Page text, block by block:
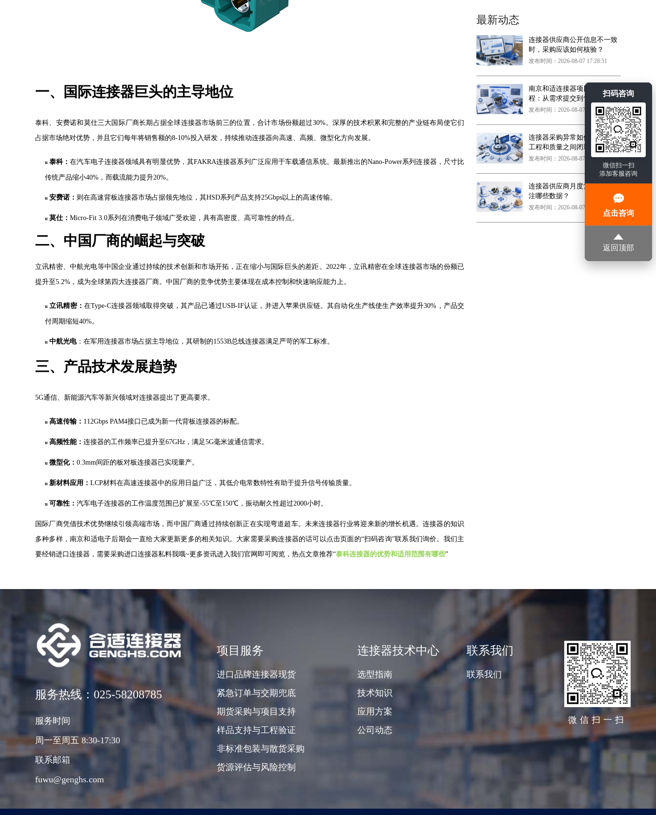
扫码咨询
微信扫一扫
添加客服咨询
点击咨询
返回顶部
一、国际连接器巨头的主导地位
泰科、安费诺和莫仕三大国际厂商长期占据全球连接器市场前三的位置，合计市场份额超过30%。深厚的技术积累和完整的产业链布局使它们
占据市场绝对优势 ， 并且它们每年将销售额的8-10%投入研发，持续推动连接器向高速、高频、微型化方向发展。
u泰科：在汽车电子连接器领域具有明显优势，其FAKRA连接器系列广泛应用于车载通信系统。 最新推出的Nano-Power系列连接器，尺寸比
传统产品缩小40%，而载流能力提升20%。
u 安费诺 ： 则在高速背板连接器市场占据领先地位，其HSD系列产品支持25Gbps以上的高速传输。
u 莫仕： Micro-Fit 3.0系列在消费电子领域广受欢迎，具有高密度、高可靠性的特点。
二、中国厂商的崛起与突破
立讯精密、中航光电等中国企业通过持续的技术创新和市场开拓，正在缩小与国际巨头的差距。 2022年，立讯精密在全球连接器市场的份额已
提升至5.2%，成为全球第四大连接器厂商。中国厂商的竞争优势主要体现在成本控制和快速响应能力上。
u 立讯精密： 在Type-C连接器领域取得突破，其产品已通过USB-IF认证，并进入苹果供应链。其自动化生产线使生产效率提升30%，产品交
付周期缩短40%。
u 中航光电： 在军用连接器市场占据主导地位，其研制的1553B总线连接器满足严苛的军工标准。
三、产品技术发展趋势
5G通信、新能源汽车等新兴领域对连接器提出了更高要求。
u 高速传输 ： 112Gbps PAM4接口已成为新一代背板连接器的标配。
u 高频性能： 连接器的工作频率已提升至67GHz，满足5G毫米波通信需求。
u 微型化： 0.3mm间距的板对板连接器已实现量产。
u 新材料应用 ： LCP材料在高速连接器中的应用日益广泛，其低介电常数特性有助于提升信号传输质量。
u 可靠性： 汽车电子连接器的工作温度范围已扩展至-55℃至150℃，振动耐久性超过2000小时。
国际厂商凭借技术优势继续引领高端市场，而中国厂商通过持续创新正在实现弯道超车。未来连接器行业将迎来新的增长机遇。连接器的知识
多种多样，南京和适电子后期会一直给大家更新更多的相关知识。大家需要采购连接器的话可以点击页面的“扫码咨询”联系我们询价。我们主
要经销进口连接器，需要采购进口连接器私料我哦~更多资讯进入我们官网即可阅览，热点文章推荐“泰科连接器的优势和适用范围有哪些”
最新动态
连接器供应商公开信息不一致
时，采购应该如何核验？
发布时间：2026-08-07 17:28:51
南京和适连接器项目合作流
程：从需求提交到售后闭环
发布时间：2026-08-07 17:27:33
连接器采购异常如何在采购、
工程和质量之间闭环？
发布时间：2026-08-07 17:26:05
连接器供应商月度复盘应该关
注哪些数据？
发布时间：2026-08-07 17:24:22
服务热线：025-58208785
服务时间
周一至周五 8:30-17:30
联系邮箱
fuwu@genghs.com
项目服务
进口品牌连接器现货
紧急订单与交期兜底
期货采购与项目支持
样品支持与工程验证
非标准包装与散货采购
货源评估与风险控制
连接器技术中心
选型指南
技术知识
应用方案
公司动态
联系我们
联系我们
微信扫一扫